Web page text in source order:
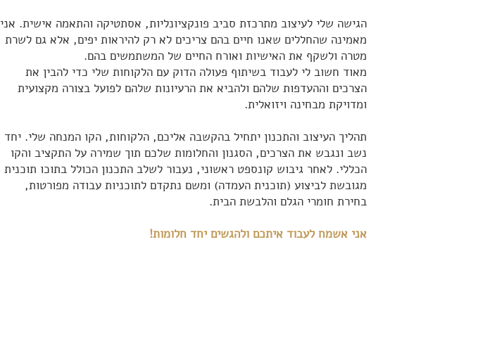
הגישה שלי לעיצוב מתרכזת סביב פונקציונליות, אסתטיקה והתאמה אישית. אני
מאמינה שהחללים שאנו חיים בהם צריכים לא רק להיראות יפים, אלא גם לשרת
מטרה ולשקף את האישיות ואורח החיים של המשתמשים בהם.
מאוד חשוב לי לעבוד בשיתוף פעולה הדוק עם הלקוחות שלי כדי להבין את
הצרכים וההעדפות שלהם ולהביא את הרעיונות שלהם לפועל בצורה מקצועית
ומדויקת מבחינה ויזואלית.
תהליך העיצוב והתכנון יתחיל בהקשבה אליכם, הלקוחות, הקו המנחה שלי. יחד
נשב ונגבש את הצרכים, הסגנון והחלומות שלכם תוך שמירה על התקציב והקו
הכללי. לאחר גיבוש קונספט ראשוני, נעבור לשלב התכנון הכולל בתוכו תוכנית
מגובשת לביצוע (תוכנית העמדה) ומשם נתקדם לתוכניות עבודה מפורטות,
בחירת חומרי הגלם והלבשת הבית.
אני אשמח לעבוד איתכם ולהגשים יחד חלומות!